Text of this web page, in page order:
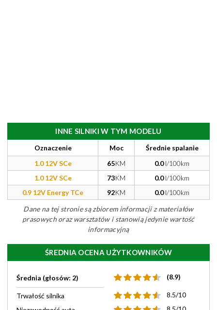
INNE SILNIKI W TYM MODELU
Oznaczenie Moc
Średnie spalanie
1.0 12V SCe
65KM 0.0l/100km
1.0 12V SCe
73KM 0.0l/100km
0.9 12V Energy TCe
92KM 0.0l/100km
Dane na tej stronie są zbiorem informacji z materiałów
prasowych oraz warsztatów i stanowią jedynie wartość
informacyjną
ŚREDNIA OCENA UŻYTKOWNIKÓW
Średnia (głosów: 2) (8.9)
Trwałość silnika
8.5/10